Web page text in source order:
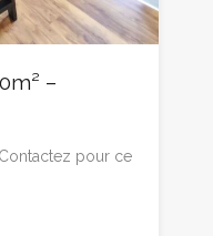
–
pour ce